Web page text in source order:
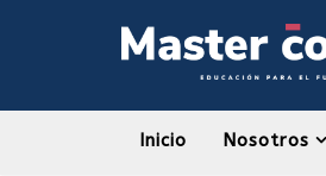
Inicio Nosotros